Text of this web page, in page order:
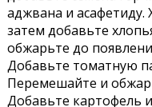
аджвана и
затем добавьте
обжарьте до
Добавьте томатную
Перемешайте и
Добавьте картофель